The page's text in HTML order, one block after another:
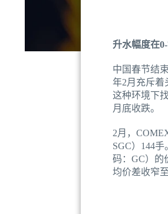
升水幅度在
中国春节结
年2月充斥着
这种环境下
月底收跌。
2月，
SGC）144
码：GC）的
均价差收窄至